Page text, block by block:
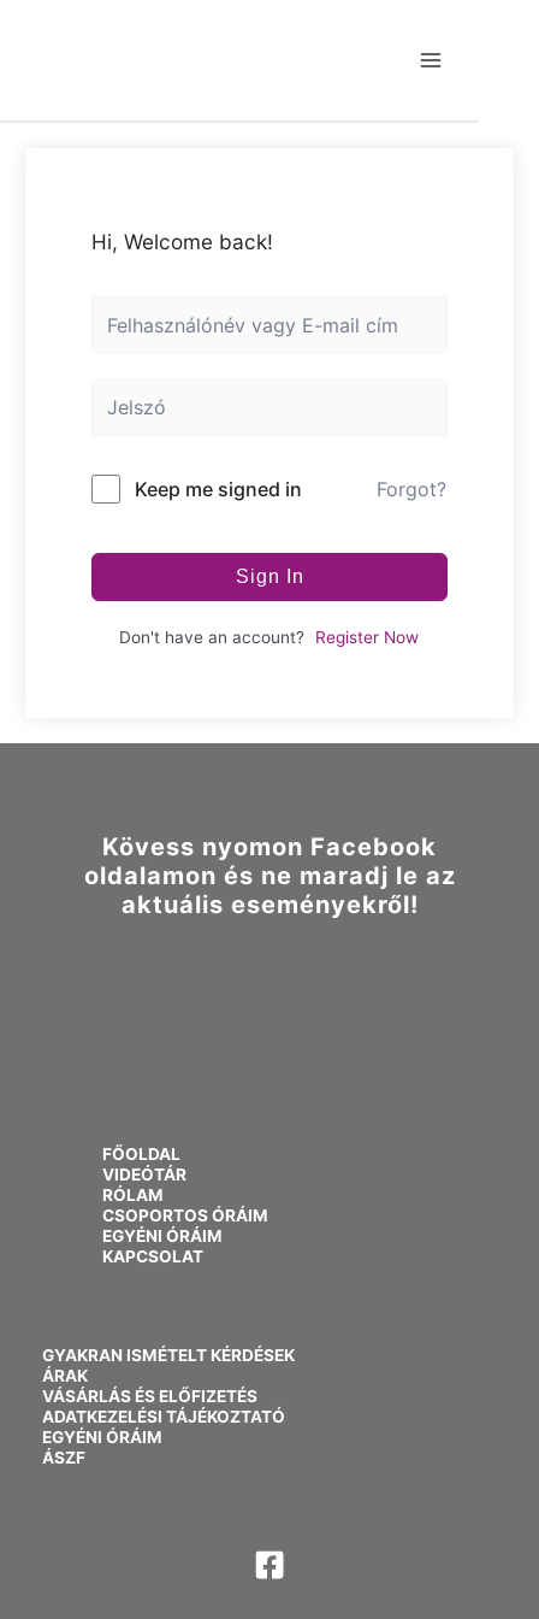
Hi, Welcome back!
Keep me signed in Forgot?
Sign In
Don't have an account? Register Now
Kövess nyomon Facebook
oldalamon és ne maradj le az
aktuális eseményekről!
FŐOLDAL
VIDEÓTÁR
RÓLAM
CSOPORTOS ÓRÁIM
EGYÉNI ÓRÁIM
KAPCSOLAT
GYAKRAN ISMÉTELT KÉRDÉSEK
ÁRAK
VÁSÁRLÁS ÉS ELŐFIZETÉS
ADATKEZELÉSI TÁJÉKOZTATÓ
EGYÉNI ÓRÁIM
ÁSZF